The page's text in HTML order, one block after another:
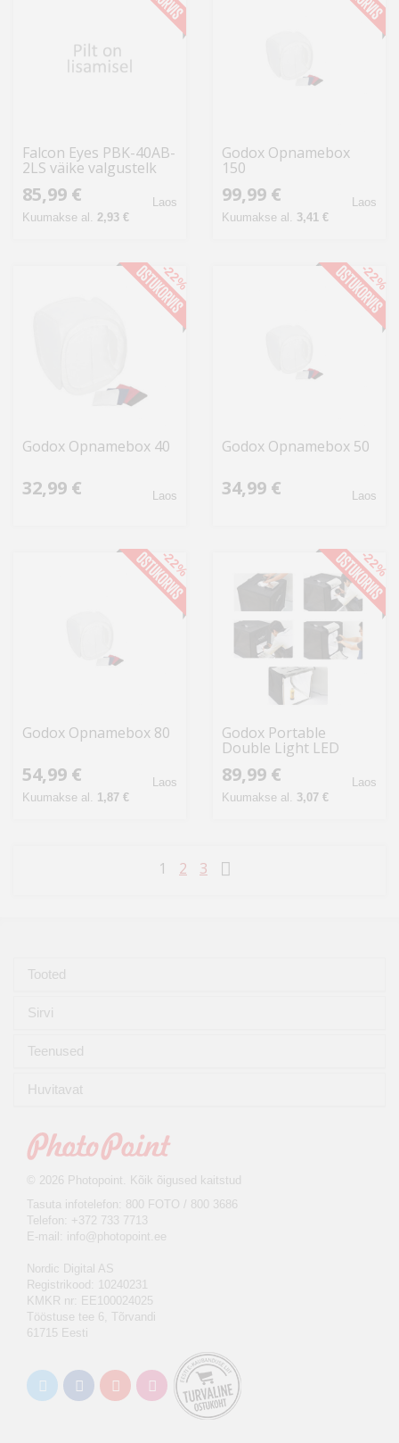
Falcon Eyes PBK-40AB-
2LS väike valgustelk
kohtvalgustitega
85,99 €
Kuumakse al. 2,93 €
Laos
Godox Opnamebox
150
99,99 €
Kuumakse al. 3,41 €
Laos
Godox Opnamebox 40
32,99 € Laos
-22%
Godox Opnamebox 50
34,99 € Laos
-22%
Godox Opnamebox 80
54,99 €
Kuumakse al. 1,87 €
Laos
-22%
Godox Portable
Double Light LED
Ministudio
L40x40x40cm
89,99 €
Kuumakse al. 3,07 €
Laos
-22%
1 2 3
Tooted
Sirvi
Teenused
Huvitavat
© 2026 Photopoint. Kõik õigused kaitstud
Tasuta infotelefon: 800 FOTO / 800 3686
Telefon: +372 733 7713
E-mail: info@photopoint.ee
Nordic Digital AS
Registrikood: 10240231
KMKR nr: EE100024025
Tööstuse tee 6, Tõrvandi
61715 Eesti